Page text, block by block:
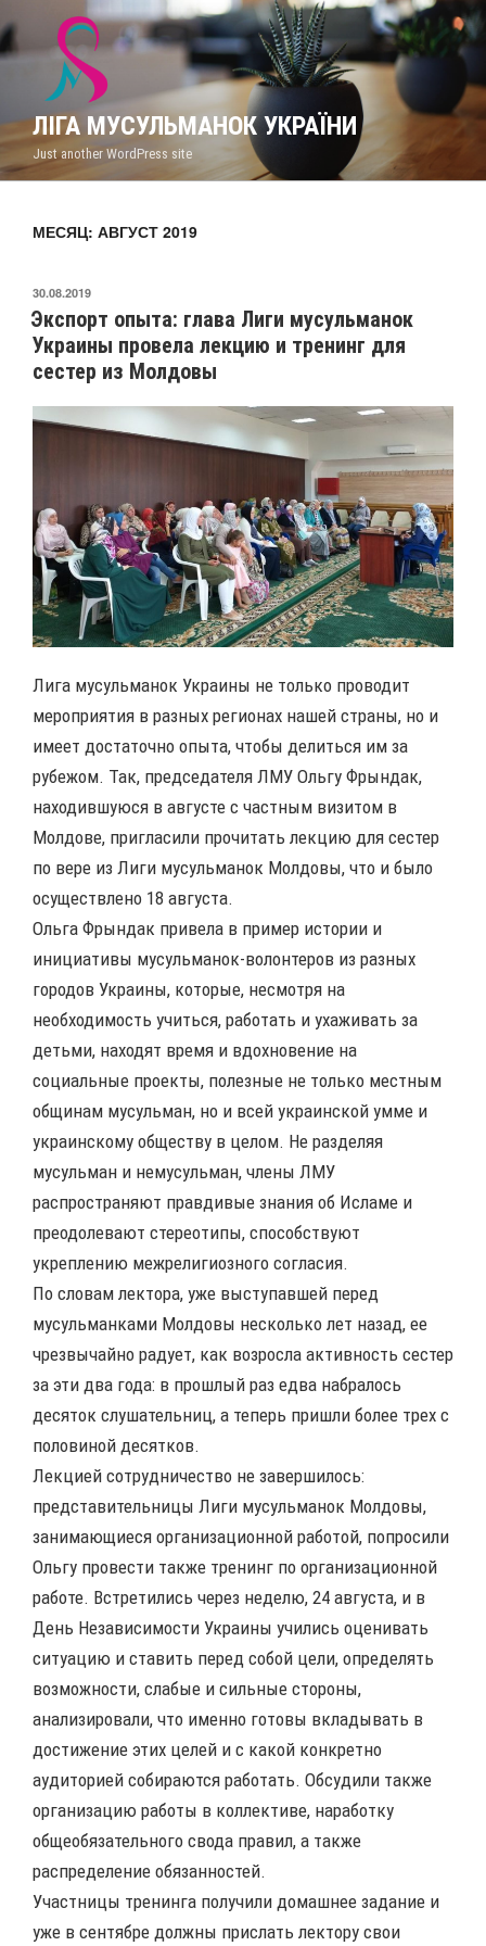
к
содержимому
ЛІГА МУСУЛЬМАНОК УКРАЇНИ
Just another WordPress site
МЕСЯЦ: АВГУСТ 2019
ОПУБЛИКОВАНО
30.08.2019
Экспорт опыта: глава Лиги мусульманок
Украины провела лекцию и тренинг для
сестер из Молдовы
Лига мусульманок Украины не только проводит
мероприятия в разных регионах нашей страны, но и
имеет достаточно опыта, чтобы делиться им за
рубежом. Так, председателя ЛМУ Ольгу Фрындак,
находившуюся в августе с частным визитом в
Молдове, пригласили прочитать лекцию для сестер
по вере из Лиги мусульманок Молдовы, что и было
осуществлено 18 августа.
Ольга Фрындак привела в пример истории и
инициативы мусульманок-волонтеров из разных
городов Украины, которые, несмотря на
необходимость учиться, работать и ухаживать за
детьми, находят время и вдохновение на
социальные проекты, полезные не только местным
общинам мусульман, но и всей украинской умме и
украинскому обществу в целом. Не разделяя
мусульман и немусульман, члены ЛМУ
распространяют правдивые знания об Исламе и
преодолевают стереотипы, способствуют
укреплению межрелигиозного согласия.
По словам лектора, уже выступавшей перед
мусульманками Молдовы несколько лет назад, ее
чрезвычайно радует, как возросла активность сестер
за эти два года: в прошлый раз едва набралось
десяток слушательниц, а теперь пришли более трех с
половиной десятков.
Лекцией сотрудничество не завершилось:
представительницы Лиги мусульманок Молдовы,
занимающиеся организационной работой, попросили
Ольгу провести также тренинг по организационной
работе. Встретились через неделю, 24 августа, и в
День Независимости Украины учились оценивать
ситуацию и ставить перед собой цели, определять
возможности, слабые и сильные стороны,
анализировали, что именно готовы вкладывать в
достижение этих целей и с какой конкретно
аудиторией собираются работать. Обсудили также
организацию работы в коллективе, наработку
общеобязательного свода правил, а также
распределение обязанностей.
Участницы тренинга получили домашнее задание и
уже в сентябре должны прислать лектору свои